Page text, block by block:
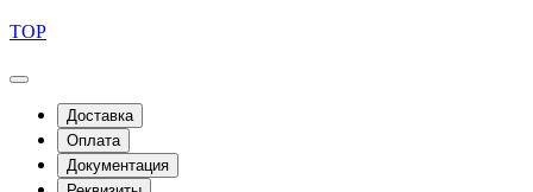
TOP
Доставка
Оплата
Документация